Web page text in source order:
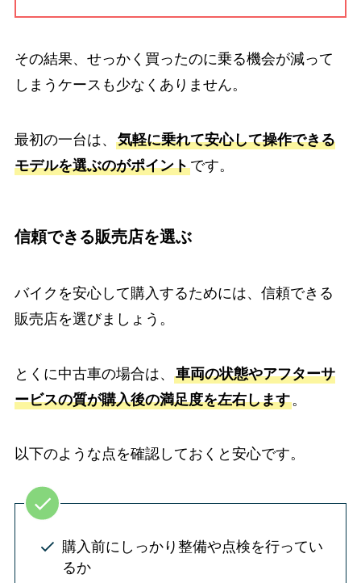
その結果、せっかく買ったのに乗る機会が減って
しまうケースも少なくありません。
最初の一台は、 気軽に乗れて安心して操作できる
モデルを選ぶのがポイントです。
信頼できる販売店を選ぶ
バイクを安心して購入するためには、信頼できる
販売店を選びましょう。
とくに中古車の場合は、 車両の状態やアフターサ
ービスの質が購入後の満足度を左右します。
以下のような点を確認しておくと安心です。
購入前にしっかり整備や点検を行ってい
るか